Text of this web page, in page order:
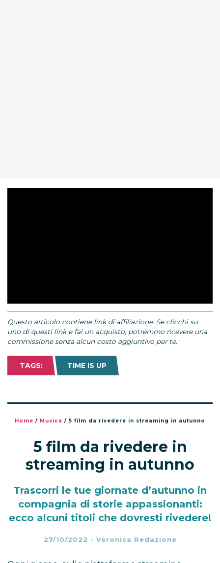
Questo articolo contiene link di affiliazione. Se clicchi su
uno di questi link e fai un acquisto, potremmo ricevere una
commissione senza alcun costo aggiuntivo per te.
TAGS: TIME IS UP
Home / Musica / 5 film da rivedere in streaming in autunno
5 film da rivedere in
streaming in autunno
Trascorri le tue giornate d’autunno in
compagnia di storie appassionanti:
ecco alcuni titoli che dovresti rivedere!
27/10/2022 - Veronica Redazione